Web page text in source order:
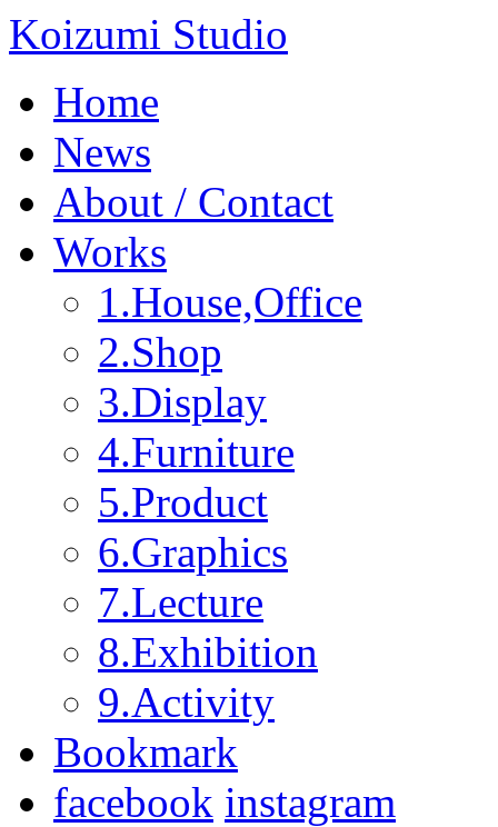
Koizumi Studio
Home
News
About / Contact
Works
1.House,Office
2.Shop
3.Display
4.Furniture
5.Product
6.Graphics
7.Lecture
8.Exhibition
9.Activity
Bookmark
facebook instagram